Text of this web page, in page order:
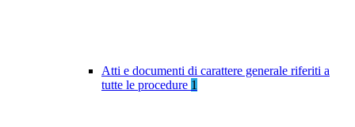
Atti e documenti di carattere generale riferiti a
tutte le procedure 1